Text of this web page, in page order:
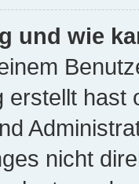
und wie
erstellt
nicht